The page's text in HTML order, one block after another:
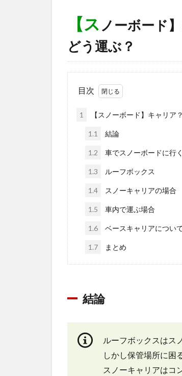
【ス ノーボード
どう運ぶ？
目次
1 【スノーボード】キャリア
1.1 結論
1.2 車でスノーボードに行
1.3 ルーフボックス
1.4 スノーキャリアの場合
1.5 車内で運ぶ場合
1.6 ベースキャリアについ
1.7 まとめ
結論
ルーフボックスはス
しかし保管場所に困
スノーキャリアはコ